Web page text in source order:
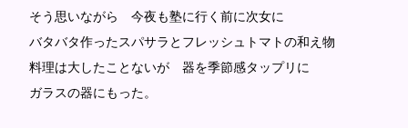
そう思いながら 今夜も塾に行く前に次女に
バタバタ作ったスパサラとフレッシュトマトの和え物
料理は大したことないが 器を季節感タップリに
ガラスの器にもった。